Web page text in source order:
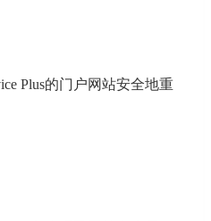
Plus的门户网站安全地重